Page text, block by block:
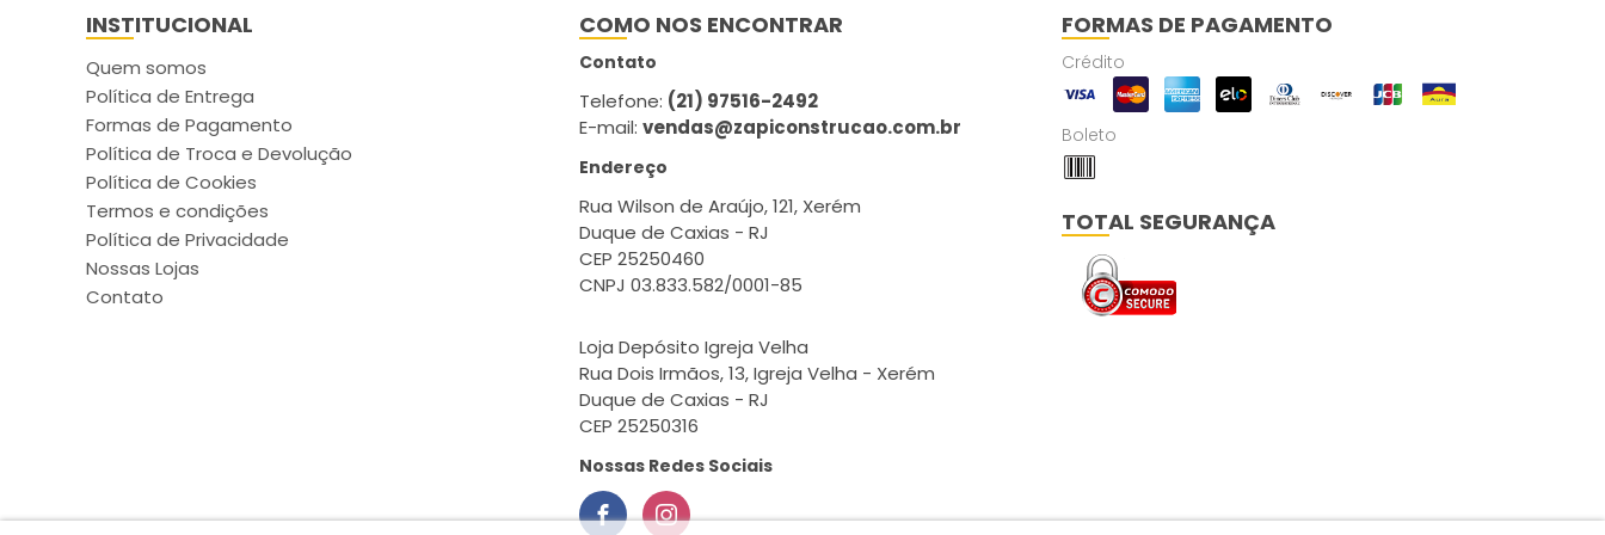
INSTITUCIONAL
Quem somos
Política de Entrega
Formas de Pagamento
Política de Troca e Devolução
Política de Cookies
Termos e condições
Política de Privacidade
Nossas Lojas
Contato
COMO NOS ENCONTRAR
Contato
Telefone: (21) 97516-2492
E-mail:vendas@zapiconstrucao.com.br
Endereço
Rua Wilson de Araújo, 121, Xerém
Duque de Caxias - RJ
CEP 25250460
CNPJ 03.833.582/0001-85
Loja Depósito Igreja Velha
Rua Dois Irmãos, 13, Igreja Velha - Xerém
Duque de Caxias - RJ
CEP 25250316
Nossas Redes Sociais
FORMAS DE PAGAMENTO
Crédito
Boleto
TOTAL SEGURANÇA